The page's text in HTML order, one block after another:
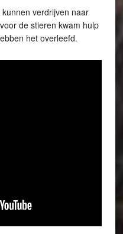
verdrijven naar
de stieren kwam hulp
het overleefd.